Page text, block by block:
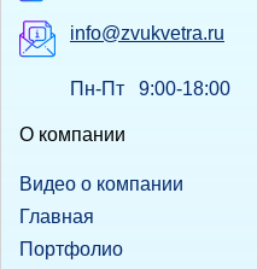
info@zvukvetra.ru
Пн-Пт 9:00-18:00
О компании
Видео о компании
Главная
Портфолио